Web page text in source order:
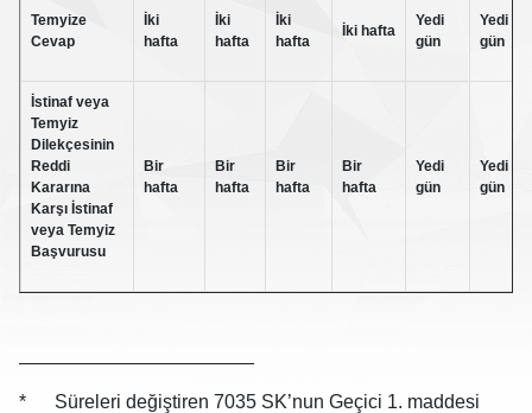
Temyize
Cevap
İki
hafta
İki
hafta
İki
hafta
İki hafta
Yedi
gün
Yedi
gün
İstinaf veya
Temyiz
Dilekçesinin
Reddi
Kararına
Karşı İstinaf
veya Temyiz
Başvurusu
Bir
hafta
Bir
hafta
Bir
hafta
Bir
hafta
Yedi
gün
Yedi
gün
* Süreleri değiştiren 7035 SK’nun Geçici 1. maddesi